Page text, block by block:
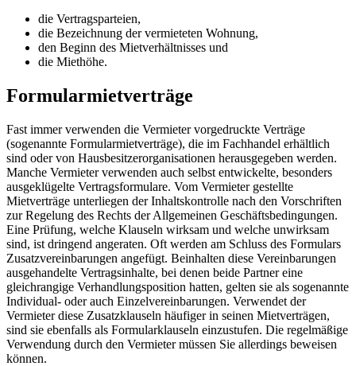
die Vertragsparteien,
die Bezeichnung der vermieteten Wohnung,
den Beginn des Mietverhältnisses und
die Miethöhe.
Formularmietverträge
Fast immer verwenden die Vermieter vorgedruckte Verträge
(sogenannte Formularmietverträge), die im Fachhandel erhältlich
sind oder von Hausbesitzerorganisationen herausgegeben werden.
Manche Vermieter verwenden auch selbst entwickelte, besonders
ausgeklügelte Vertragsformulare. Vom Vermieter gestellte
Mietverträge unterliegen der Inhaltskontrolle nach den Vorschriften
zur Regelung des Rechts der Allgemeinen Geschäftsbedingungen.
Eine Prüfung, welche Klauseln wirksam und welche unwirksam
sind, ist dringend angeraten. Oft werden am Schluss des Formulars
Zusatzvereinbarungen angefügt. Beinhalten diese Vereinbarungen
ausgehandelte Vertragsinhalte, bei denen beide Partner eine
gleichrangige Verhandlungsposition hatten, gelten sie als sogenannte
Individual- oder auch Einzelvereinbarungen. Verwendet der
Vermieter diese Zusatzklauseln häufiger in seinen Mietverträgen,
sind sie ebenfalls als Formularklauseln einzustufen. Die regelmäßige
Verwendung durch den Vermieter müssen Sie allerdings beweisen
können.